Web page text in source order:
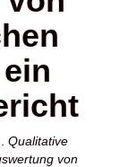
Qualitative
von